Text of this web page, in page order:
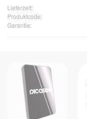
Lieferzeit:
Produktcode:
Garantie: